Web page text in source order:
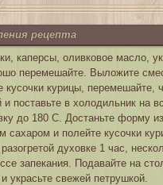
рецепта
каперсы, оливковое масло,
перемешайте. Выложите
курицы, перемешайте,
поставьте в холодильник на
до 180 C. Достаньте форму из
сахаром и полейте кусочки
духовке 1 час,
запекания. Подавайте на
украсьте свежей петрушкой.